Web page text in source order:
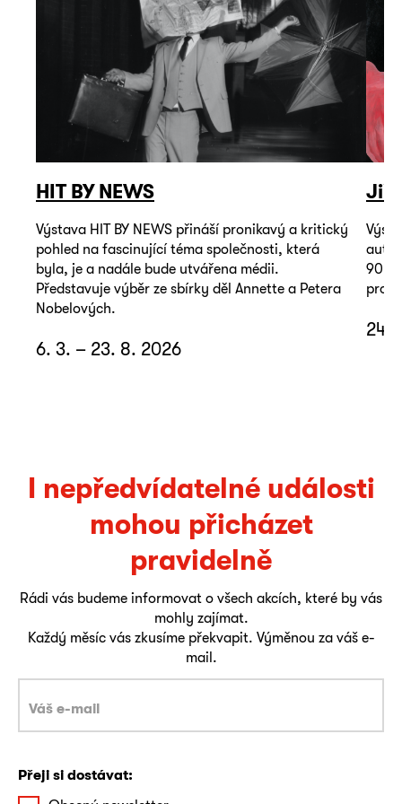
HIT BY NEWS
Výstava HIT BY NEWS přináší pronikavý a kritický
pohled na fascinující téma společnosti, která
byla, je a nadále bude utvářena médii.
Představuje výběr ze sbírky děl Annette a Petera
Nobelových.
6. 3. – 23. 8. 2026
Jiří
90.
24.
I nepředvídatelné události
mohou přicházet
pravidelně
Rádi vás budeme informovat o všech akcích, které by vás
mohly zajímat.
Každý měsíc vás zkusíme překvapit. Výměnou za váš e-
mail.
Přeji si dostávat: